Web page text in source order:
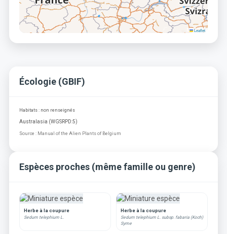
Leaflet
Écologie (GBIF)
Habitats : non renseignés
Australasia (WGSRPD:5)
Source : Manual of the Alien Plants of Belgium
Espèces proches (même famille ou genre)
Herbe à la coupure
Sedum telephium L.
Herbe à la coupure
Sedum telephium L. subsp. fabaria (Koch)
Syme